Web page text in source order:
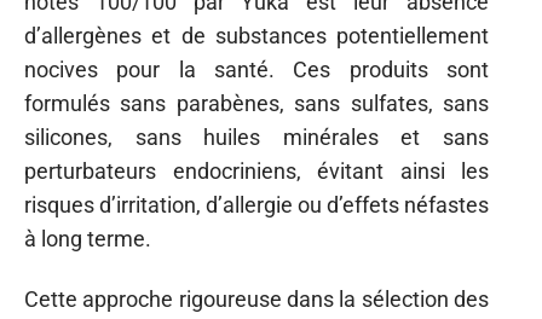
d’allergènes et de substances potentiellement
nocives pour la santé. Ces produits sont
formulés sans parabènes, sans sulfates, sans
silicones, sans huiles minérales et sans
perturbateurs endocriniens, évitant ainsi les
risques d’irritation, d’allergie ou d’effets néfastes
à long terme.
Cette approche rigoureuse dans la sélection des